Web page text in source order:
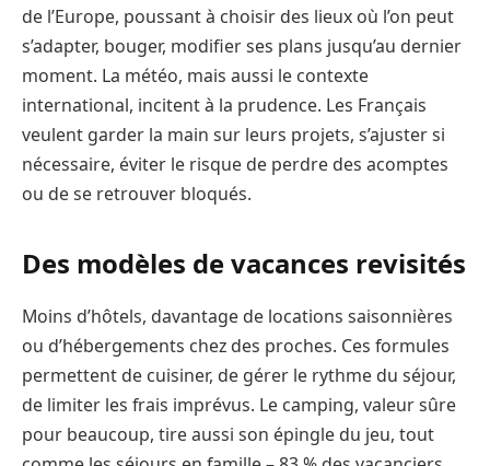
de l’Europe, poussant à choisir des lieux où l’on peut
s’adapter, bouger, modifier ses plans jusqu’au dernier
moment. La météo, mais aussi le contexte
international, incitent à la prudence. Les Français
veulent garder la main sur leurs projets, s’ajuster si
nécessaire, éviter le risque de perdre des acomptes
ou de se retrouver bloqués.
Des modèles de vacances revisités
Moins d’hôtels, davantage de locations saisonnières
ou d’hébergements chez des proches. Ces formules
permettent de cuisiner, de gérer le rythme du séjour,
de limiter les frais imprévus. Le camping, valeur sûre
pour beaucoup, tire aussi son épingle du jeu, tout